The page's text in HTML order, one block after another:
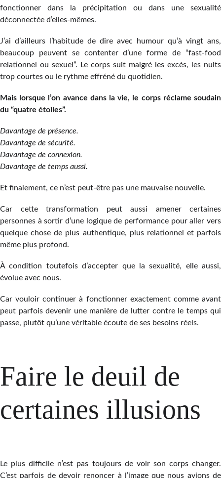
fonctionner dans la précipitation ou dans une sexualité
déconnectée d’elles-mêmes.
J’ai d’ailleurs l’habitude de dire avec humour qu’à vingt ans,
beaucoup peuvent se contenter d’une forme de “fast-food
relationnel ou sexuel”. Le corps suit malgré les excès, les nuits
trop courtes ou le rythme effréné du quotidien.
Mais lorsque l’on avance dans la vie, le corps réclame soudain
du “quatre étoiles”.
Davantage de présence.
Davantage de sécurité.
Davantage de connexion.
Davantage de temps aussi.
Et finalement, ce n’est peut-être pas une mauvaise nouvelle.
Car cette transformation peut aussi amener certaines
personnes à sortir d’une logique de performance pour aller vers
quelque chose de plus authentique, plus relationnel et parfois
même plus profond.
À condition toutefois d’accepter que la sexualité, elle aussi,
évolue avec nous.
Car vouloir continuer à fonctionner exactement comme avant
peut parfois devenir une manière de lutter contre le temps qui
passe, plutôt qu’une véritable écoute de ses besoins réels.
Faire le deuil de
certaines illusions
Le plus difficile n’est pas toujours de voir son corps changer.
C’est parfois de devoir renoncer à l’image que nous avions de